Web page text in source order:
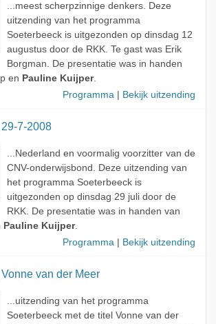
...meest scherpzinnige denkers. Deze
uitzending van het programma
Soeterbeeck is uitgezonden op dinsdag 12
augustus door de RKK. Te gast was Erik
Borgman. De presentatie was in handen
en Pauline Kuijper.
Programma
Bekijk uitzending
29-7-2008
...Nederland en voormalig voorzitter van de
CNV-onderwijsbond. Deze uitzending van
het programma Soeterbeeck is
uitgezonden op dinsdag 29 juli door de
RKK. De presentatie was in handen van
Pauline Kuijper.
Programma
Bekijk uitzending
Vonne van der Meer
...uitzending van het programma
Soeterbeeck met de titel Vonne van der